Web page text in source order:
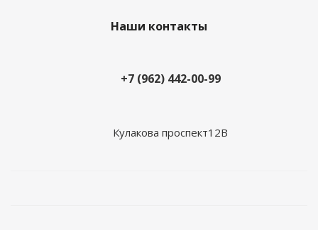
Наши контакты
+7 (962) 442-00-99
Кулакова проспект12В